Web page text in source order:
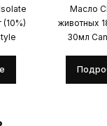
(10%)
Масло
животных
30мл